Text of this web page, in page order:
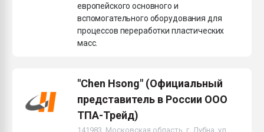
европейского основного и
вспомогательного оборудования для
процессов переработки пластических
масс.
"Chen Hsong" (Официальный
представитель в России ООО
ТПА-Трейд)
141983, Московская область, г. Дубна, ул.